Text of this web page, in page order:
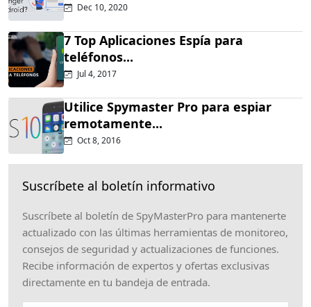
Dec 10, 2020
7 Top Aplicaciones Espía para
teléfonos...
Jul 4, 2017
Utilice Spymaster Pro para espiar
remotamente...
Oct 8, 2016
Suscríbete al boletín informativo
Suscríbete al boletín de SpyMasterPro para mantenerte
actualizado con las últimas herramientas de monitoreo,
consejos de seguridad y actualizaciones de funciones.
Recibe información de expertos y ofertas exclusivas
directamente en tu bandeja de entrada.